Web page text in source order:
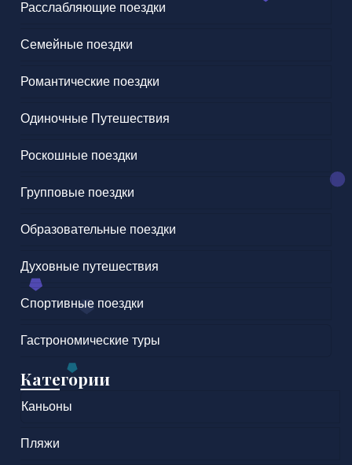
Расслабляющие поездки
Семейные поездки
Романтические поездки
Одиночные Путешествия
Роскошные поездки
Групповые поездки
Образовательные поездки
Духовные путешествия
Спортивные поездки
Гастрономические туры
Категории
Каньоны
Пляжи